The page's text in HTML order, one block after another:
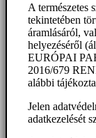
A természetes
tekintetében
áramlásáról,
helyezéséről
EURÓPAI
2016/679
alábbi
Jelen
adatkezelését